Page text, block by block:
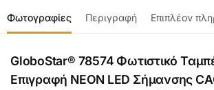
Φωτογραφίες Περιγραφή Επιπλέον
GloboStar® 78574 Φωτιστικό
Επιγραφή NEON LED Σήμανσης